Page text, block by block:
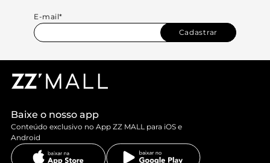
E-mail*
Cadastrar
Baixe o nosso app
Conteúdo exclusivo no App ZZ MALL para iOS e
Android